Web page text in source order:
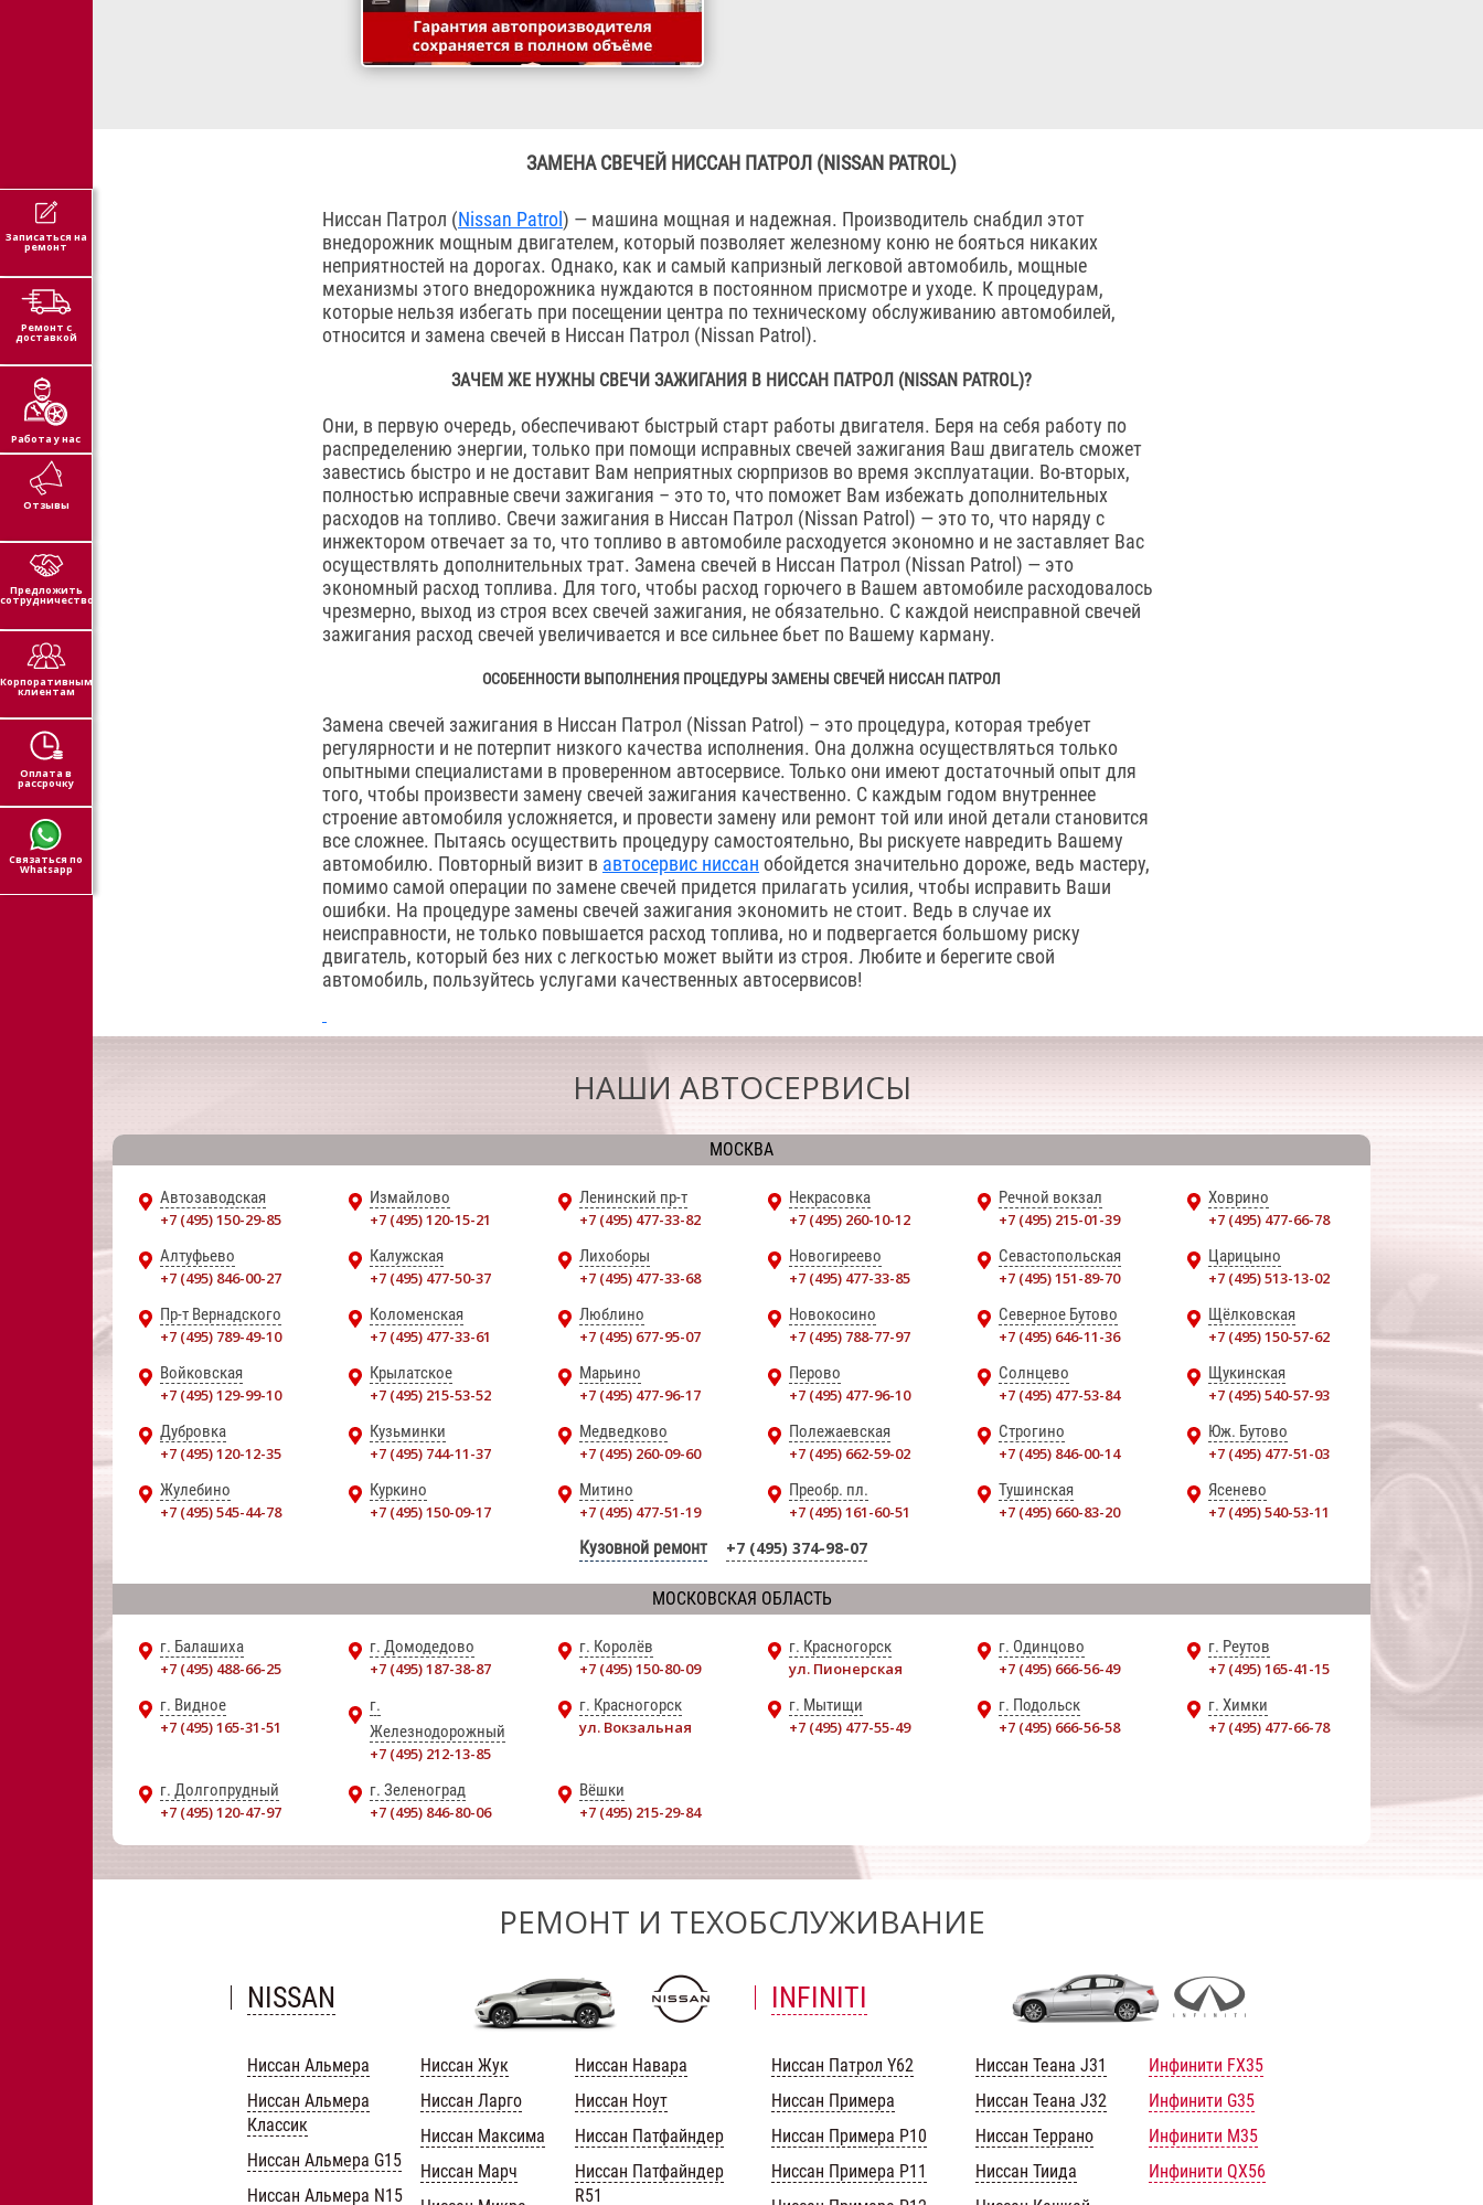
ЗАМЕНА СВЕЧЕЙ НИССАН ПАТРОЛ (NISSAN PATROL)
Ниссан Патрол (Nissan Patrol) — машина мощная и надежная. Производитель снабдил этот
внедорожник мощным двигателем, который позволяет железному коню не бояться никаких
неприятностей на дорогах. Однако, как и самый капризный легковой автомобиль, мощные
механизмы этого внедорожника нуждаются в постоянном присмотре и уходе. К процедурам,
которые нельзя избегать при посещении центра по техническому обслуживанию автомобилей,
относится и замена свечей в Ниссан Патрол (Nissan Patrol).
ЗАЧЕМ ЖЕ НУЖНЫ СВЕЧИ ЗАЖИГАНИЯ В НИССАН ПАТРОЛ (NISSAN PATROL)?
Они, в первую очередь, обеспечивают быстрый старт работы двигателя. Беря на себя работу по
распределению энергии, только при помощи исправных свечей зажигания Ваш двигатель сможет
завестись быстро и не доставит Вам неприятных сюрпризов во время эксплуатации. Во-вторых,
полностью исправные свечи зажигания – это то, что поможет Вам избежать дополнительных
расходов на топливо. Свечи зажигания в Ниссан Патрол (Nissan Patrol) — это то, что наряду с
инжектором отвечает за то, что топливо в автомобиле расходуется экономно и не заставляет Вас
осуществлять дополнительных трат. Замена свечей в Ниссан Патрол (Nissan Patrol) — это
экономный расход топлива. Для того, чтобы расход горючего в Вашем автомобиле расходовалось
чрезмерно, выход из строя всех свечей зажигания, не обязательно. С каждой неисправной свечей
зажигания расход свечей увеличивается и все сильнее бьет по Вашему карману.
ОСОБЕННОСТИ ВЫПОЛНЕНИЯ ПРОЦЕДУРЫ ЗАМЕНЫ СВЕЧЕЙ НИССАН ПАТРОЛ
Замена свечей зажигания в Ниссан Патрол (Nissan Patrol) – это процедура, которая требует
регулярности и не потерпит низкого качества исполнения. Она должна осуществляться только
опытными специалистами в проверенном автосервисе. Только они имеют достаточный опыт для
того, чтобы произвести замену свечей зажигания качественно. С каждым годом внутреннее
строение автомобиля усложняется, и провести замену или ремонт той или иной детали становится
все сложнее. Пытаясь осуществить процедуру самостоятельно, Вы рискуете навредить Вашему
автомобилю. Повторный визит в автосервис ниссан обойдется значительно дороже, ведь мастеру,
помимо самой операции по замене свечей придется прилагать усилия, чтобы исправить Ваши
ошибки. На процедуре замены свечей зажигания экономить не стоит. Ведь в случае их
неисправности, не только повышается расход топлива, но и подвергается большому риску
двигатель, который без них с легкостью может выйти из строя. Любите и берегите свой
автомобиль, пользуйтесь услугами качественных автосервисов!
НАШИ АВТОСЕРВИСЫ
МОСКВА
Автозаводская
+7 (495) 150-29-85
Измайлово
+7 (495) 120-15-21
Ленинский пр-т
+7 (495) 477-33-82
Некрасовка
+7 (495) 260-10-12
Речной вокзал
+7 (495) 215-01-39
Ховрино
+7 (495) 477-66-78
Алтуфьево
+7 (495) 846-00-27
Калужская
+7 (495) 477-50-37
Лихоборы
+7 (495) 477-33-68
Новогиреево
+7 (495) 477-33-85
Севастопольская
+7 (495) 151-89-70
Царицыно
+7 (495) 513-13-02
Пр-т Вернадского
+7 (495) 789-49-10
Коломенская
+7 (495) 477-33-61
Люблино
+7 (495) 677-95-07
Новокосино
+7 (495) 788-77-97
Северное Бутово
+7 (495) 646-11-36
Щёлковская
+7 (495) 150-57-62
Войковская
+7 (495) 129-99-10
Крылатское
+7 (495) 215-53-52
Марьино
+7 (495) 477-96-17
Перово
+7 (495) 477-96-10
Солнцево
+7 (495) 477-53-84
Щукинская
+7 (495) 540-57-93
Дубровка
+7 (495) 120-12-35
Кузьминки
+7 (495) 744-11-37
Медведково
+7 (495) 260-09-60
Полежаевская
+7 (495) 662-59-02
Строгино
+7 (495) 846-00-14
Юж. Бутово
+7 (495) 477-51-03
Жулебино
+7 (495) 545-44-78
Куркино
+7 (495) 150-09-17
Митино
+7 (495) 477-51-19
Преобр. пл.
+7 (495) 161-60-51
Тушинская
+7 (495) 660-83-20
Ясенево
+7 (495) 540-53-11
Кузовной ремонт +7 (495) 374-98-07
МОСКОВСКАЯ ОБЛАСТЬ
г. Балашиха
+7 (495) 488-66-25
г. Домодедово
+7 (495) 187-38-87
г. Королёв
+7 (495) 150-80-09
г. Красногорск
ул. Пионерская
г. Одинцово
+7 (495) 666-56-49
г. Реутов
+7 (495) 165-41-15
г. Видное
+7 (495) 165-31-51
г.
Железнодорожный
+7 (495) 212-13-85
г. Красногорск
ул. Вокзальная
г. Мытищи
+7 (495) 477-55-49
г. Подольск
+7 (495) 666-56-58
г. Химки
+7 (495) 477-66-78
г. Долгопрудный
+7 (495) 120-47-97
г. Зеленоград
+7 (495) 846-80-06
Вёшки
+7 (495) 215-29-84
РЕМОНТ И ТЕХОБСЛУЖИВАНИЕ
NISSAN INFINITI
Ниссан Альмера
Ниссан Альмера
Классик
Ниссан Альмера G15
Ниссан Альмера N15
Ниссан Жук
Ниссан Ларго
Ниссан Максима
Ниссан Марч
Ниссан Навара
Ниссан Ноут
Ниссан Патфайндер
Ниссан Патфайндер
R51
Ниссан Патрол Y62
Ниссан Примера
Ниссан Примера Р10
Ниссан Примера Р11
Ниссан Теана J31
Ниссан Теана J32
Ниссан Террано
Ниссан Тиида
Инфинити FX35
Инфинити G35
Инфинити M35
Инфинити QX56
Записаться на
ремонт
Ремонт с
доставкой
Работа у нас
Отзывы
Предложить
сотрудничество
Корпоративным
клиентам
Оплата в
рассрочку
Связаться по
Whatsapp